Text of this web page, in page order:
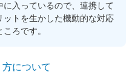
入っているので、連携して
ットを生かした機動的な対応
ろです。
について